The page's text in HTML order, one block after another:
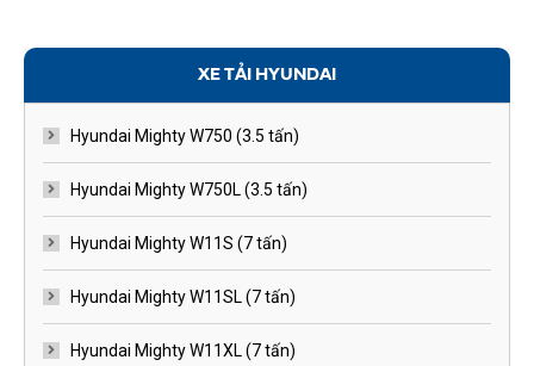
XE TẢI HYUNDAI
Hyundai Mighty W750 (3.5 tấn)
Hyundai Mighty W750L (3.5 tấn)
Hyundai Mighty W11S (7 tấn)
Hyundai Mighty W11SL (7 tấn)
Hyundai Mighty W11XL (7 tấn)